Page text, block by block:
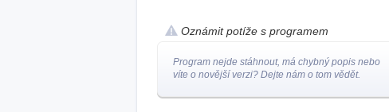
Oznámit potíže s programem
Program nejde stáhnout, má chybný popis nebo
víte o novější verzi? Dejte nám o tom vědět.